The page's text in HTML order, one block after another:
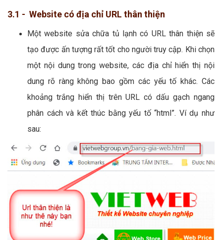
3.1 - Website có địa chỉ URL thân thiện
Một website sửa chữa tủ lạnh có URL thân thiện sẽ
tạo được ấn tượng rất tốt cho người truy cập. Khi chọn
một nội dung trong website, các địa chỉ hiển thị nội
dung rõ ràng không bao gồm các yếu tố khác. Các
khoảng trắng hiển thị trên URL có dấu gạch ngang
phân cách và kết thúc bằng yếu tố “html”. Ví dụ như
sau: